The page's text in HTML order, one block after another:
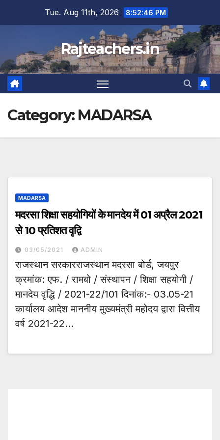
Tue. Aug 11th, 2026 8:52:46 PM
Rajteachers.in
Category: MADARSA
MADARSA
मदरसा शिक्षा सहयोगियों के मानदेय में 01 अप्रैल 2021
से 10 प्रतिशत वृद्वि
03/05/2021 ADMIN
राजस्थान सरकारराजस्थान मदरसा बोर्ड, जयपुर
क्रमांक: एफ. / रामबो / संस्थापन / शिक्षा सहयोगी /
मानदेय वृद्धि / 2021-22/101 दिनांक:- 03.05-21
कार्यालय आदेश माननीय मुख्यमंत्री महोदय द्वारा वित्तीय
वर्ष 2021-22…